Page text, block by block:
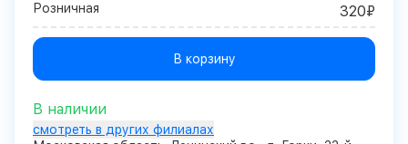
Розничная 320₽
В корзину
В наличии
смотреть в других филиалах